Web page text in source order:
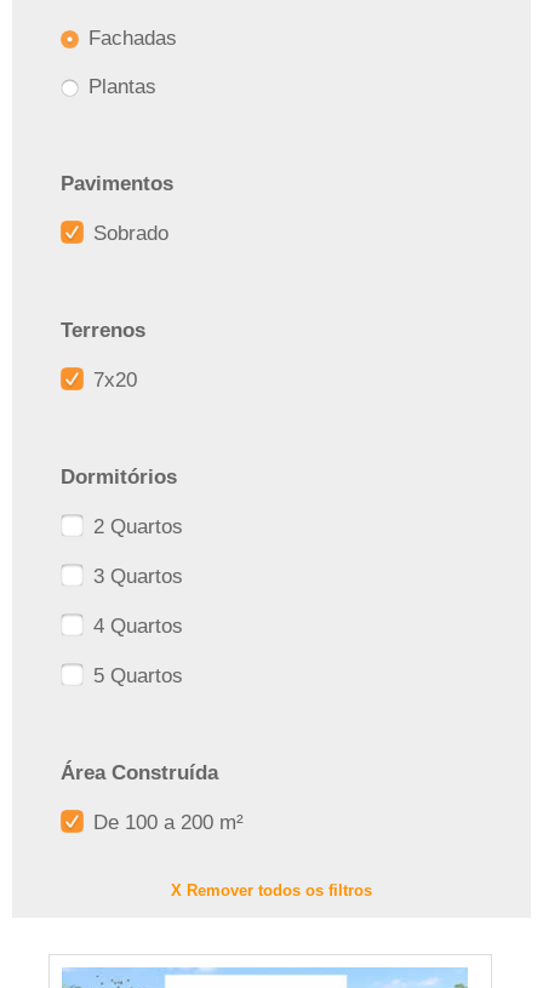
Fachadas
Plantas
Pavimentos
Sobrado
Terrenos
7x20
Dormitórios
2 Quartos
3 Quartos
4 Quartos
5 Quartos
Área Construída
De 100 a 200 m²
X Remover todos os filtros